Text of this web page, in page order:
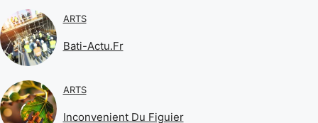
ARTS
Bati-Actu.fr
ARTS
Inconvenient Du Figuier